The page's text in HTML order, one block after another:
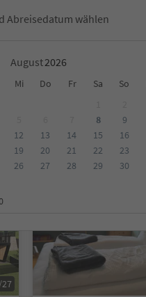
Abreisedatum wählen
August
Mi Do Fr Sa So
8
9
12 13 14 15
16
19 20 21 22
23
26 27 28 29
30
Verpflegungsart